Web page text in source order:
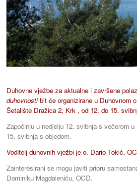
Duhovne vježbe za aktualne i završene
duhovnostibit će organizirane u Duhovnom
Šetalište Dražica 2, Krk , od 12. do 15.
Započinju u nedjelju 12. svibnja s večerom
15. svibnja s objedom.
Voditelj duhovnih vježbi je o. Dario Tokić,
Zainteresirani se mogu javiti prioru
Dominiku Magdaleniću, OCD.